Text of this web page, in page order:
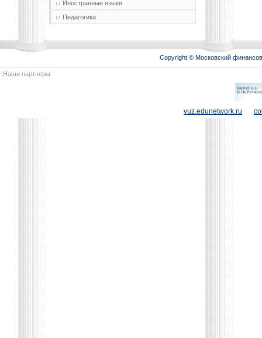
Иностранные языки
Педагогика
Copyright © Московский
Наши партнеры:
vuz.edunetwork.ru